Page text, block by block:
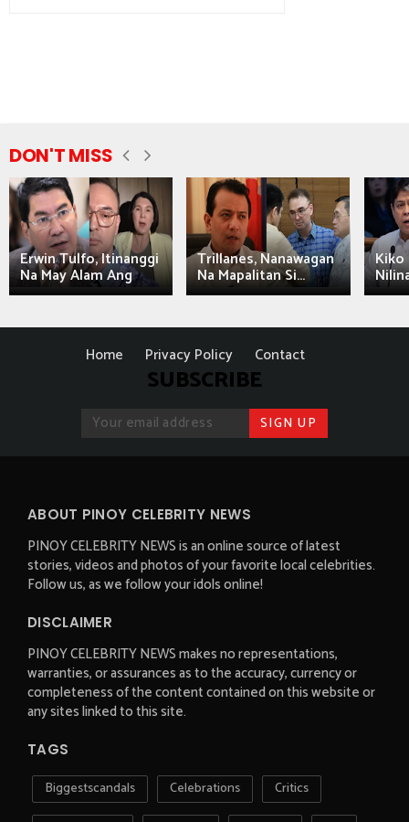
DON'T MISS
Erwin Tulfo, Itinanggi
Na May Alam Ang
Trillanes, Nanawagan
Na Mapalitan Si...
Kiko
Home Privacy Policy Contact
SUBSCRIBE
ABOUT PINOY CELEBRITY NEWS
PINOY CELEBRITY NEWS is an online source of latest
stories, videos and photos of your favorite local celebrities.
Follow us, as we follow your idols online!
DISCLAIMER
PINOY CELEBRITY NEWS makes no representations,
warranties, or assurances as to the accuracy, currency or
completeness of the content contained on this website or
any sites linked to this site.
TAGS
Biggestscandals Celebrations
Critics